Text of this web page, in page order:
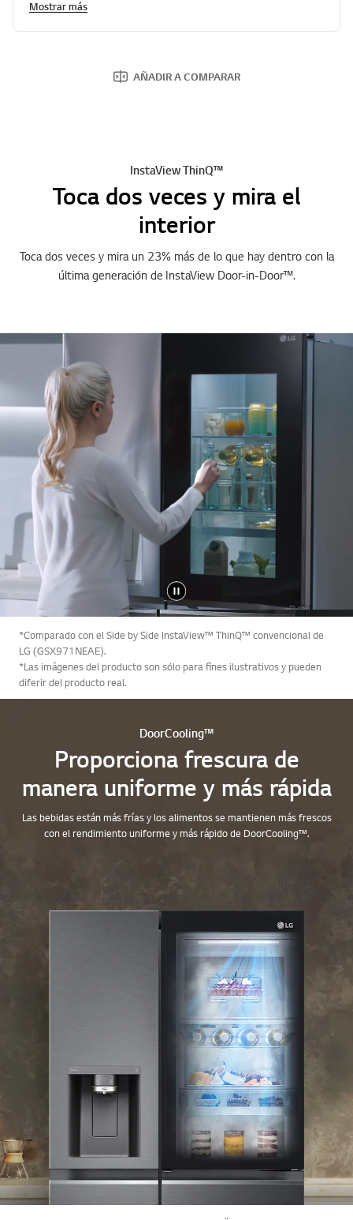
Mostrar más
AÑADIR A COMPARAR
InstaView ThinQ™
Toca dos veces y mira el
interior
Toca dos veces y mira un 23% más de lo que hay dentro con la
última generación de InstaView Door-in-Door™.
*Comparado con el Side by Side InstaView™ ThinQ™ convencional de
LG (GSX971NEAE).
*Las imágenes del producto son sólo para fines ilustrativos y pueden
diferir del producto real.
DoorCooling™
Proporciona frescura de
manera uniforme y más rápida
Las bebidas están más frías y los alimentos se mantienen más frescos
con el rendimiento uniforme y más rápido de DoorCooling™.